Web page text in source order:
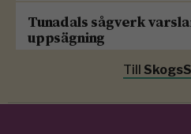
Tunadals sågverk
uppsägning
Till